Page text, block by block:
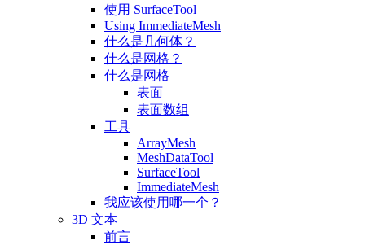
使用 SurfaceTool
Using ImmediateMesh
什么是几何体？
什么是网格？
什么是网格
表面
表面数组
工具
ArrayMesh
MeshDataTool
SurfaceTool
ImmediateMesh
我应该使用哪一个？
3D 文本
前言